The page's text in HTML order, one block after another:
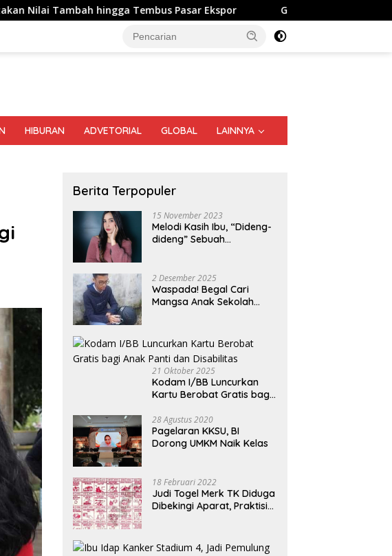
hingga Tembus Pasar Ekspor Genzo Senang Digendong “Bolang”
HIBURAN ADVETORIAL GLOBAL LAINNYA
Berita Terpopuler
15 November 2023
Melodi Kasih Ibu, “Dideng-
dideng” Sebuah
2 Desember 2025
Waspada! Begal Cari
Mangsa Anak Sekolah
Minta Didorong
21 Oktober 2025
Kodam I/BB Luncurkan
Kartu Berobat Gratis bagi
28 Agustus 2020
Pagelaran KKSU, BI
Dorong UMKM Naik Kelas
18 Februari 2022
Judi Togel Merk TK Diduga
Dibekingi Aparat, Praktisi